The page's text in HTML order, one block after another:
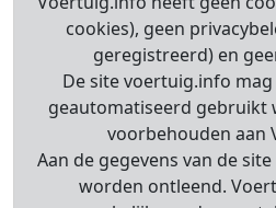
cookies), geen
geregistreerd) en
De site voertuig.info
geautomatiseerd gebruikt
voorbehouden aan
Aan de gegevens van de
worden ontleend.